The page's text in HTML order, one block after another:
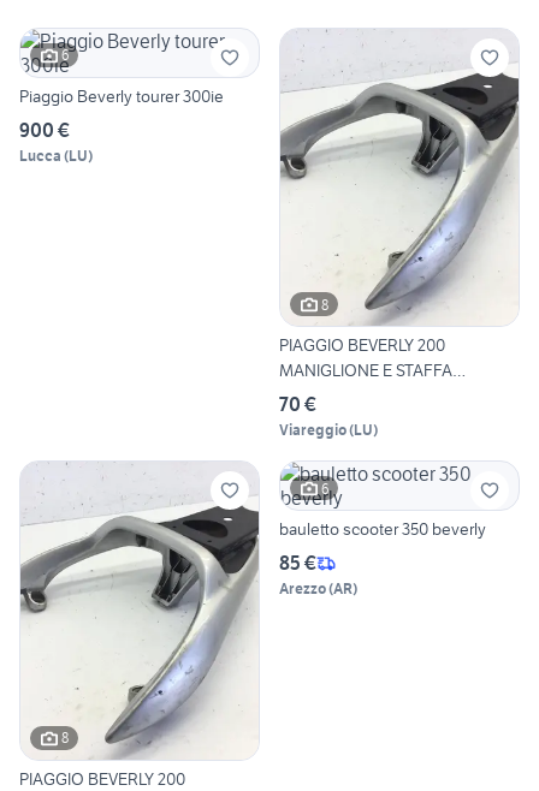
6
Piaggio Beverly tourer 300ie
900 €
Lucca (LU)
8
PIAGGIO BEVERLY 200
MANIGLIONE E STAFFA
SUPPORTO P
70 €
Viareggio(LU)
8
PIAGGIO BEVERLY 200
6
bauletto scooter 350 beverly
85 €
Arezzo(AR)